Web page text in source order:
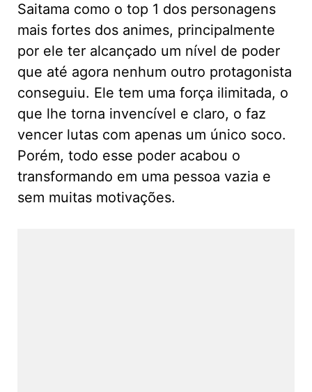
Saitama como o top 1 dos personagens
mais fortes dos animes, principalmente
por ele ter alcançado um nível de poder
que até agora nenhum outro protagonista
conseguiu. Ele tem uma força ilimitada, o
que lhe torna invencível e claro, o faz
vencer lutas com apenas um único soco.
Porém, todo esse poder acabou o
transformando em uma pessoa vazia e
sem muitas motivações.